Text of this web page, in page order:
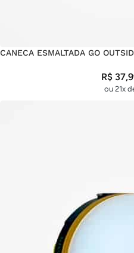
CANECA ESMALTADA GO
R$
ou 21x